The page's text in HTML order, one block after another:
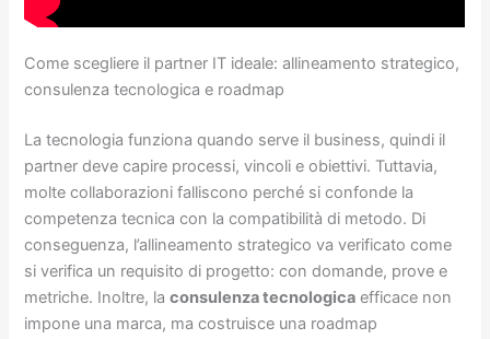
Come scegliere il partner IT ideale: allineamento strategico,
consulenza tecnologica e roadmap
La tecnologia funziona quando serve il business, quindi il
partner deve capire processi, vincoli e obiettivi. Tuttavia,
molte collaborazioni falliscono perché si confonde la
competenza tecnica con la compatibilità di metodo. Di
conseguenza, l’allineamento strategico va verificato come
si verifica un requisito di progetto: con domande, prove e
metriche. Inoltre, laconsulenza tecnologica efficace non
impone una marca, ma costruisce una roadmap